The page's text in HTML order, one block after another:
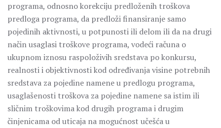
programa, odnosno korekciju predloženih troškova
predloga programa, da predloži finansiranje samo
pojedinih aktivnosti, u potpunosti ili delom ili da na drugi
način usaglasi troškove programa, vodeći računa o
ukupnom iznosu raspoloživih sredstava po konkursu,
realnosti i objektivnosti kod određivanja visine potrebnih
sredstava za pojedine namene u predlogu programa,
usaglašenosti troškova za pojedine namene sa istim ili
sličnim troškovima kod drugih programa i drugim
činjenicama od uticaja na mogućnost učešća u